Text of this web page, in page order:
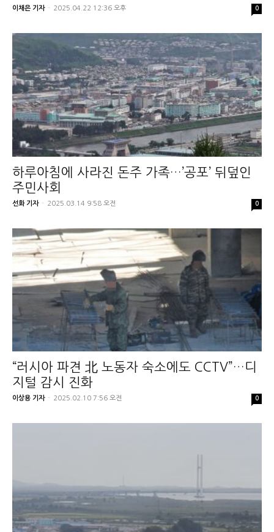
이채은 기자 - 2025.04.22 12:36 오후 0
하루아침에 사라진 돈주 가족…’공포’ 뒤덮인
주민사회
선화 기자 - 2025.03.14 9:58 오전 0
“러시아 파견 北 노동자 숙소에도 CCTV”…디
지털 감시 진화
이상용 기자 - 2025.02.10 7:56 오전 0